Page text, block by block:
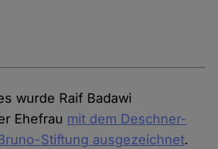
wurde Raif Badawi
Ehefrau mit dem Deschner-
Stiftung ausgezeichnet.